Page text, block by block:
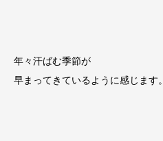
年々汗ばむ季節が
早まってきているように感じます。